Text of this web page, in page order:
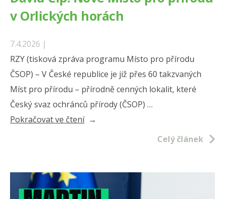
v Orlických horách
7.4.2026 |
RZY (tisková zpráva programu Místo pro přírodu
ČSOP) – V České republice je již přes 60 takzvaných
Míst pro přírodu – přírodně cenných lokalit, které
Český svaz ochránců přírody (ČSOP) …
Pokračovat ve čtení„David
pro
přírodu
Celý článek